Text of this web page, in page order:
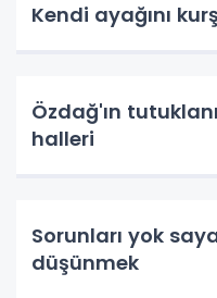
Kendi ayağını
Özdağ'ın
halleri
Sorunları yok
düşünmek